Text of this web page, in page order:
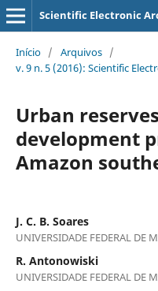
Scientific Electronic
Início / Arquivos /
v. 9 n. 5 (2016): Scientific
Urban
development
Amazon
J. C. B. Soares
UNIVERSIDADE FEDERAL DE
R. Antonowiski
UNIVERSIDADE FEDERAL DE